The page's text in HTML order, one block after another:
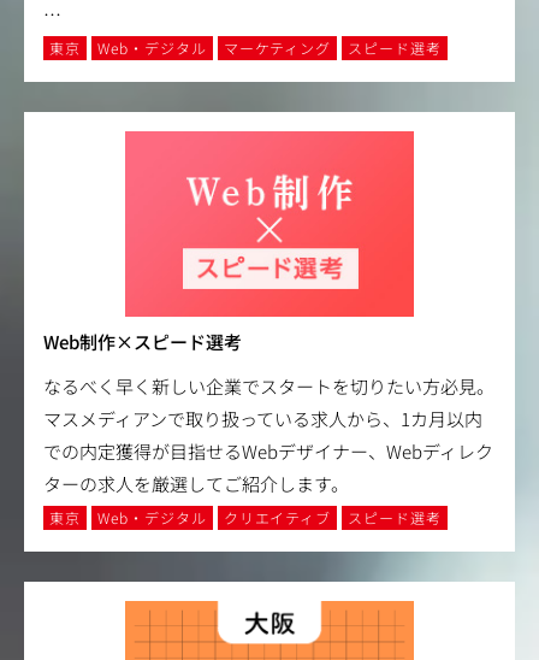
…
東京 Web・デジタル マーケティング スピード選考
Web制作×スピード選考
なるべく早く新しい企業でスタートを切りたい方必見。
マスメディアンで取り扱っている求人から、1カ月以内
での内定獲得が目指せるWebデザイナー、Webディレク
ターの求人を厳選してご紹介します。
東京 Web・デジタル クリエイティブ スピード選考